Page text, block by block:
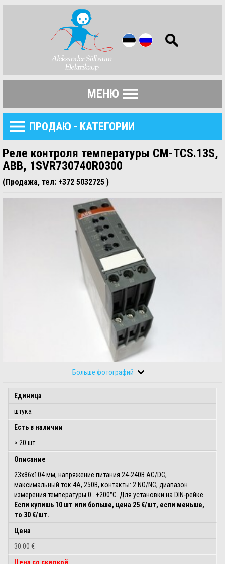
МЕНЮ
ПРОДАЮ - KАТЕГОРИИ
Реле контроля температуры CM-TCS.13S,
ABB, 1SVR730740R0300
(Продажа, тел: +372 5032725 )
Больше фотографий
Единица
штука
Есть в наличии
> 20 шт
Описание
23x86x104 мм, напряжение питания 24-240В AC/DC,
максимальный ток 4A, 250В, контакты: 2 NO/NC, диапазон
измерения температуры 0...+200°C. Для установки на DIN-рейке.
Если купишь 10 шт или больше, цена 25 €/шт, если меньше,
то 30 €/шт.
Цена
30.00 €